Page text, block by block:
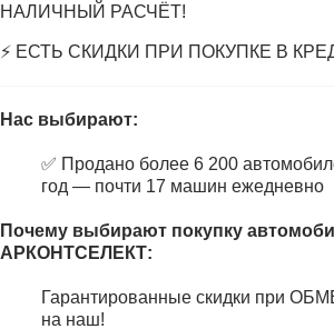
НАЛИЧНЫЙ РАСЧЁТ!
⚡ ЕСТЬ СКИДКИ ПРИ ПОКУПКЕ В
Нас выбирают:
✅ Продано более 6 200
год — почти 17 машин ежедневно
Почему выбирают покупку
АРКОНТСЕЛЕКТ:
Гарантированные скидки при
на наш!